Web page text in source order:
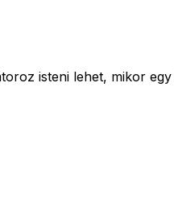
isteni lehet, mikor